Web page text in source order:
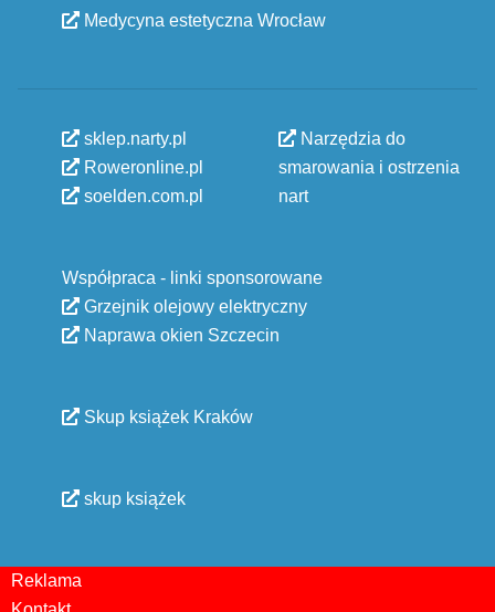
Medycyna estetyczna Wrocław
sklep.narty.pl
Roweronline.pl
soelden.com.pl
Narzędzia do
smarowania i ostrzenia
nart
Współpraca - linki sponsorowane
Grzejnik olejowy elektryczny
Naprawa okien Szczecin
Skup książek Kraków
skup książek
Reklama